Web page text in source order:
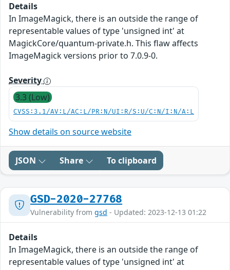
Details
In ImageMagick, there is an outside the range of
representable values of type 'unsigned int' at
MagickCore/quantum-private.h. This flaw affects
ImageMagick versions prior to 7.0.9-0.
Severity
3.3 (Low)
CVSS:3.1/AV:L/AC:L/PR:N/UI:R/S:U/C:N/I:N/A:L
Show details on source website
JSON Share To clipboard
GSD-2020-27768
Vulnerability from gsd - Updated: 2023-12-13 01:22
Details
In ImageMagick, there is an outside the range of
representable values of type 'unsigned int' at